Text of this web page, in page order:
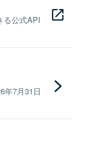
る公式API
年7月31日